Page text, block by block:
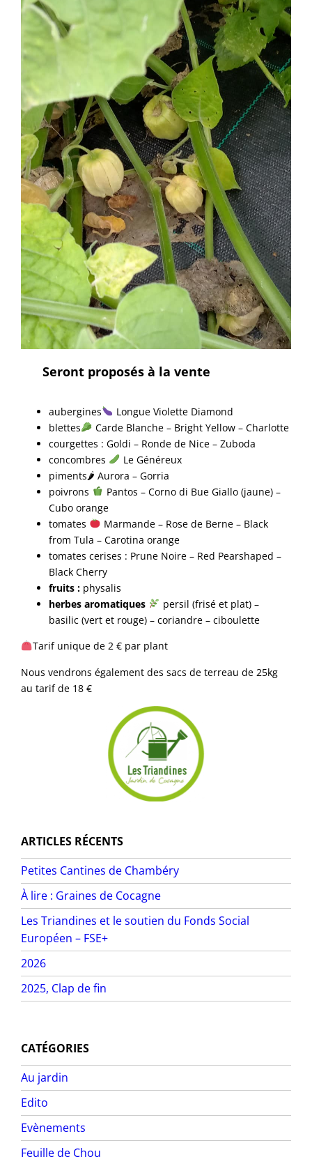
Seront proposés à la vente
aubergines
Longue Violette Diamond
blettes
Carde Blanche – Bright Yellow – Charlotte
courgettes : Goldi – Ronde de Nice – Zuboda
concombres
Le Généreux
piments🌶 Aurora – Gorria
poivrons
Pantos – Corno di Bue Giallo (jaune) –
Cubo orange
tomates
Marmande – Rose de Berne – Black
from Tula – Carotina orange
tomates cerises : Prune Noire – Red Pearshaped –
Black Cherry
fruits : physalis
herbes aromatiques
persil (frisé et plat) –
basilic (vert et rouge) – coriandre – ciboulette
Tarif unique de 2 € par plant
Nous vendrons également des sacs de terreau de 25kg
au tarif de 18 €
ARTICLES RÉCENTS
Petites Cantines de Chambéry
À lire : Graines de Cocagne
Les Triandines et le soutien du Fonds Social
Européen – FSE+
2026
2025, Clap de fin
CATÉGORIES
Au jardin
Edito
Evènements
Feuille de Chou